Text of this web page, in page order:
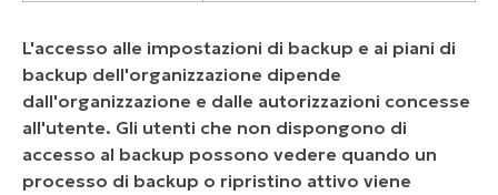
L'accesso alle impostazioni di backup e ai piani di
backup dell'organizzazione dipende
dall'organizzazione e dalle autorizzazioni concesse
all'utente. Gli utenti che non dispongono di
accesso al backup possono vedere quando un
processo di backup o ripristino attivo viene